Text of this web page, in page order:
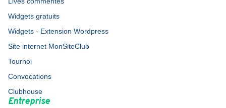
Widgets gratuits
Widgets - Extension Wordpress
Site internet MonSiteClub
Tournoi
Convocations
Clubhouse
Entreprise